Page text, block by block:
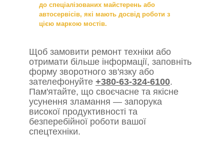
до спеціалізованих майстерень або
автосервісів, які мають досвід роботи з
цією маркою мостів.
Щоб замовити ремонт техніки або
отримати більше інформації, заповніть
форму зворотного зв'язку або
зателефонуйте +380-63-324-6100.
Пам'ятайте, що своєчасне та якісне
усунення зламання — запорука
високої продуктивності та
безперебійної роботи вашої
спецтехніки.